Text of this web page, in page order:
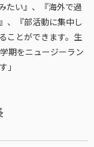
たい』、『海外で過
、『部活動に集中し
ことができます。生
期をニュージーラン
」